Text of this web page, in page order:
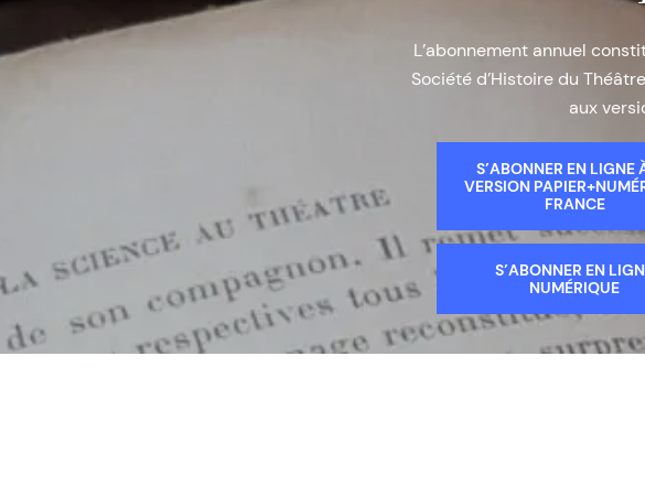
L’abonnement annuel
Société d’Histoire du
aux
S’ABONNER EN LIGNE
VERSION
FRANCE
S’ABONNER EN
NUMÉRIQUE